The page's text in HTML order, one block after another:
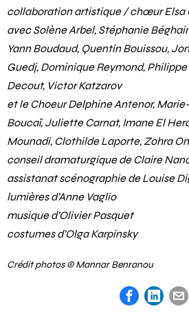
collaboration artistique / chœur Elsa
avec Solène Arbel, Stéphanie
Yann Boudaud, Quentin Bouissou,
Guedj, Dominique Reymond,
Decout, Victor Katzarov
et le Choeur Delphine Antenor,
Boucaï, Juliette Carnat, Imane El
Mounadi, Clothilde Laporte, Zohra
conseil dramaturgique de Claire
assistanat scénographie de Louise
lumières d’Anne Vaglio
musique d’Olivier Pasquet
costumes d’Olga Karpinsky
Crédit photos © Mannar Benranou